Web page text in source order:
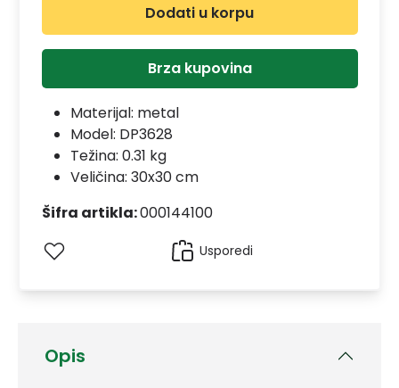
Opis
Dodati u korpu
Brza kupovina
Materijal: metal
Model: DP3628
Težina: 0.31 kg
Veličina: 30x30 cm
Šifra artikla:000144100
Usporedi